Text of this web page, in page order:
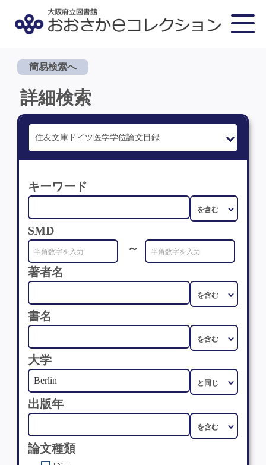
簡易検索へ
詳細検索
キーワード
SMD
～
著者名
書名
大学
出版年
論文種類